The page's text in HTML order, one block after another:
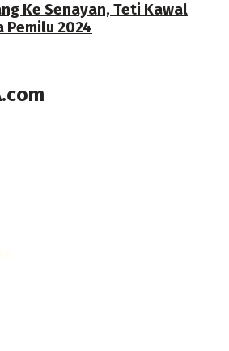
Ke Senayan, Teti Kawal
Pemilu 2024